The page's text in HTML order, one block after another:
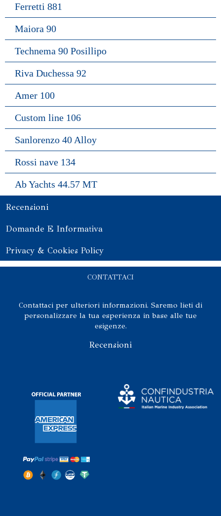
Ferretti 881
Maiora 90
Technema 90 Posillipo
Riva Duchessa 92
Amer 100
Custom line 106
Sanlorenzo 40 Alloy
Rossi nave 134
Ab Yachts 44.57 MT
Recensioni
Domande E Informativa
Privacy & Cookies Policy
CONTATTACI
Contattaci per ulteriori informazioni. Saremo lieti di
personalizzare la tua esperienza in base alle tue
esigenze.
Recensioni